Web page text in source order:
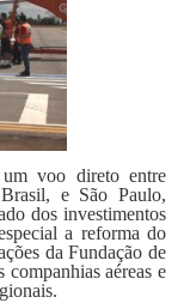
voo direto entre
e São Paulo,
dos investimentos
a reforma do
da Fundação de
aéreas e